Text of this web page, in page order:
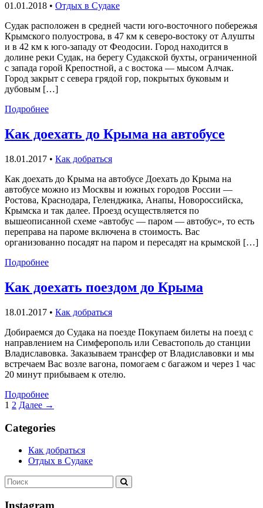
01.01.2018 • Отдых в Судаке
Судак расположен в средней части юго-восточного побережья
Крымского полуострова, в 47 км к северо-востоку от Алушты
и в 42 км к юго-западу от Феодосии. Город находится в
долине реки Судак, на берегу Судакской бухты, ограниченной
с запада горой Крепостной, а с востока — мысом Алчак.
Город закрыт с севера грядой гор, покрытых буковым и
дубовым […]
Подробнее
Как доехать до Крыма на автобусе
18.01.2017 • Как добраться
Как доехать до Крыма на автобусе Доехать до Крыма на
автобусе можно из Москвы и южных городов России —
Ростова, Краснодара, Геленджика, Анапы, Новороссийска,
Крымска и так далее. Проезд осуществляется по
вышеописанной схеме «автобус — паром — автобус», то есть
переправа на пароме включена в стоимость. Вас
организованно посадят на паром и пересадят на крымской […]
Подробнее
Как доехать поездом до Крыма
18.01.2017 • Как добраться
Добираемся до Судака на поезде Покупаем билеты на поезд с
направлением на Симферополь или Севастополь до станции
Владиславовка. Заказываем трансфер от Владиславовки и мы
встречаем Вас возле вагона, помогаем с багажом и через 1 час
20 минут прибываем к отелю.
Подробнее
1 2 Далее →
Categories
Как добраться
Отдых в Судаке
Искать:
Instagram